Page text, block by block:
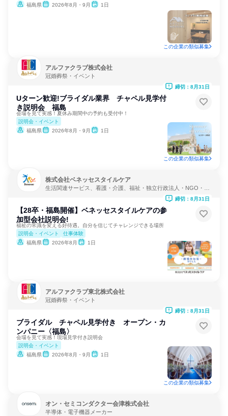
福島県 2026年8月・9月 1日
この企業の類似募集
アルファクラブ株式会社
冠婚葬祭・イベント
Uターン歓迎!ブライダル業界 チャペル見学付
き説明会 福島
会場を見て実感！夏休み期間中の予約も受付中！
説明会・イベント
福島県
2026年8月・9月 1日
締切：8月31日
この企業の類似募集
株式会社ベネッセスタイルケア
生活関連サービス、看護・介護、福祉・独立行政法人・NGO・N
【28卒・福島開催】ベネッセスタイルケアの参
加型会社説明会!
福祉の常識を変える好待遇。自分を信じてチャレンジできる場所
説明会・イベント
仕事体験
福島県
2026年8月 1日
締切：8月31日
アルファクラブ東北株式会社
冠婚葬祭・イベント
ブライダル チャペル見学付き オープン・カ
ンパニー〈福島〉
会場を見て実感！現場見学付き説明会
説明会・イベント
福島県
2026年8月・9月 1日
締切：8月31日
この企業の類似募集
オン・セミコンダクター会津株式会社
半導体・電子機器メーカー